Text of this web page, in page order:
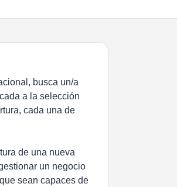
busca un/a
a la selección
cada una de
de una nueva
un negocio
sean capaces de